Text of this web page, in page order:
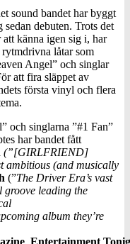
sound bandet har byggt
debuten. Trots det
känna igen sig i, har
låtar som
Angel” och singlar
att fira släppet av
första vinyl och flera
och singlarna ”#1 Fan”
har bandet fått
(”[GIRLFRIEND]
ambitious (and musically
(”The Driver Era’s vast
groove leading the
album they’re
, Entertainment